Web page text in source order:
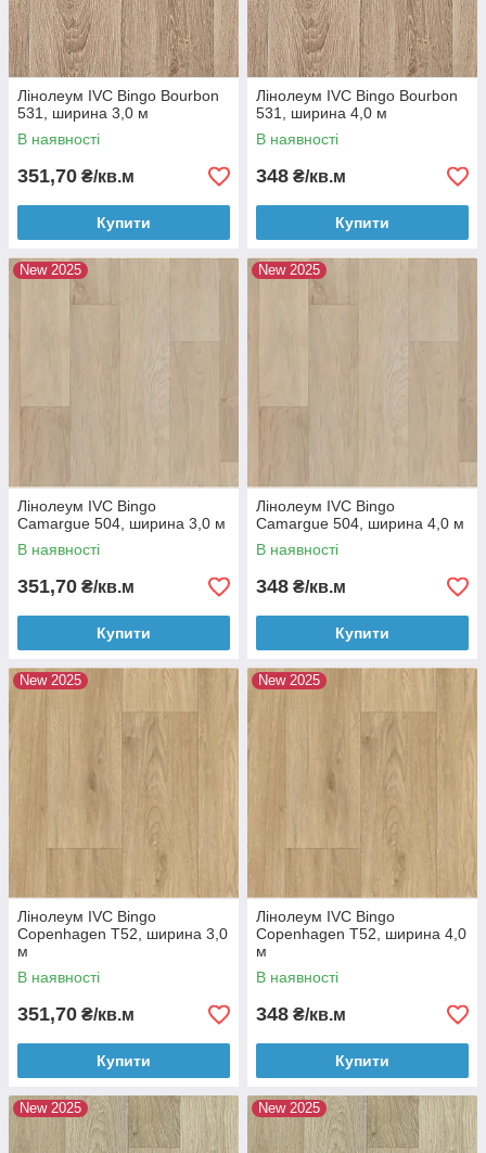
Лінолеум IVC Bingo Bourbon
531, ширина 3,0 м
В наявності
351,70 ₴/кв.м
Купити
Лінолеум IVC Bingo Bourbon
531, ширина 4,0 м
В наявності
348 ₴/кв.м
Купити
New 2025
Лінолеум IVC Bingo
Camargue 504, ширина 3,0 м
В наявності
351,70 ₴/кв.м
Купити
New 2025
Лінолеум IVC Bingo
Camargue 504, ширина 4,0 м
В наявності
348 ₴/кв.м
Купити
New 2025
Лінолеум IVC Bingo
Copenhagen T52, ширина 3,0
м
В наявності
351,70 ₴/кв.м
Купити
New 2025
Лінолеум IVC Bingo
Copenhagen T52, ширина 4,0
м
В наявності
348 ₴/кв.м
Купити
New 2025 New 2025